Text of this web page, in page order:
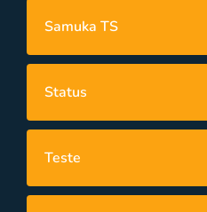
Samuka TS
Status
Teste